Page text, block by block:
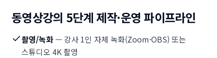
동영상강의 5단계 제작·운영 파이프라인
촬영/녹화— 강사 1인 자체 녹화(Zoom·OBS) 또는
스튜디오 4K 촬영